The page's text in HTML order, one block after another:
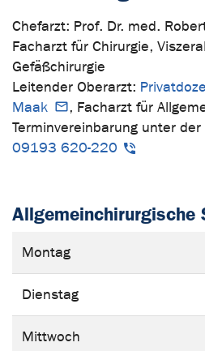
Chefarzt: Prof. Dr. med.
Facharzt für Chirurgie,
Gefäßchirurgie
Leitender Oberarzt:
Maak
, Facharzt für
Terminvereinbarung unter
09193 620-220
Allgemeinchirurgische
Montag
Dienstag
Mittwoch